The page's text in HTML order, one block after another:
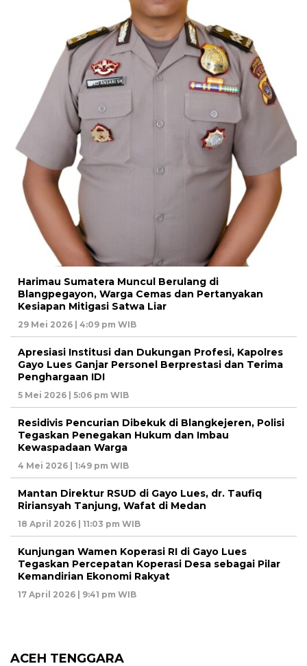
Harimau Sumatera Muncul Berulang di
Blangpegayon, Warga Cemas dan Pertanyakan
Kesiapan Mitigasi Satwa Liar
29 Mei 2026 | 4:09 pm WIB
Apresiasi Institusi dan Dukungan Profesi, Kapolres
Gayo Lues Ganjar Personel Berprestasi dan Terima
Penghargaan IDI
5 Mei 2026 | 5:06 pm WIB
Residivis Pencurian Dibekuk di Blangkejeren, Polisi
Tegaskan Penegakan Hukum dan Imbau
Kewaspadaan Warga
4 Mei 2026 | 1:49 pm WIB
Mantan Direktur RSUD di Gayo Lues, dr. Taufiq
Ririansyah Tanjung, Wafat di Medan
18 April 2026 | 11:03 pm WIB
Kunjungan Wamen Koperasi RI di Gayo Lues
Tegaskan Percepatan Koperasi Desa sebagai Pilar
Kemandirian Ekonomi Rakyat
17 April 2026 | 9:41 pm WIB
ACEH TENGGARA